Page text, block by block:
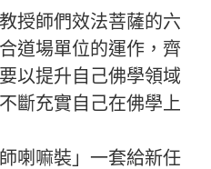
授師們效法菩薩的六
道場單位的運作，齊
以提升自己佛學領域
斷充實自己在佛學上
喇嘛裝」一套給新任